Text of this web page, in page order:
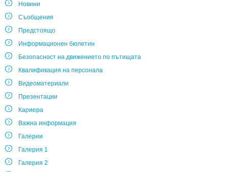
Новини
Съобщения
Предстоящо
Информационен бюлетин
Безопасност на движението по пътищата
Квалификация на персонала
Видеоматериали
Презентации
Кариера
Важна информация
Галерии
Галерия 1
Галерия 2